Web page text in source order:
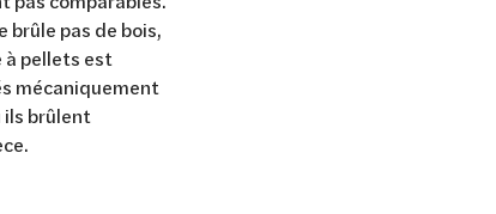
pas de bois,
à pellets est
mécaniquement
ils brûlent